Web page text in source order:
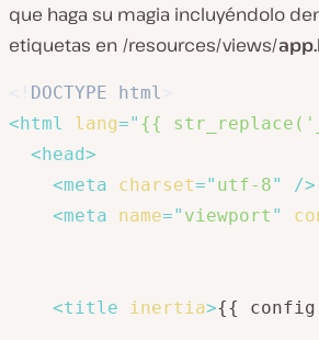
que haga su magia incluyéndolo
etiquetas en /resources/views/
DOCTYPE html
<html lang=" {{
<head>
<meta charset=" utf-8"
/>
<meta name=" viewport "
<title inertia>{{